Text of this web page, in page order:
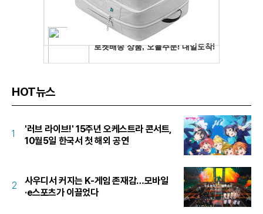
HOT뉴스
1
'러브 라이브!' 15주년 오케스트라 콘서트,
10월5일 한국서 첫 해외 공연
2
사우디서 커지는 K-게임 존재감…모바일
·e스포츠가 이끌었다